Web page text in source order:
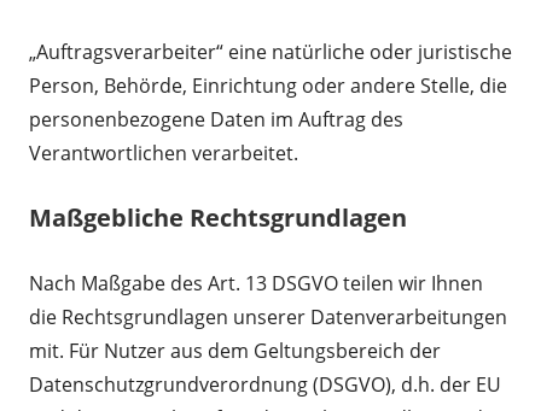
„Auftragsverarbeiter“ eine natürliche oder juristische
Person, Behörde, Einrichtung oder andere Stelle, die
personenbezogene Daten im Auftrag des
Verantwortlichen verarbeitet.
Maßgebliche Rechtsgrundlagen
Nach Maßgabe des Art. 13 DSGVO teilen wir Ihnen
die Rechtsgrundlagen unserer Datenverarbeitungen
mit. Für Nutzer aus dem Geltungsbereich der
Datenschutzgrundverordnung (DSGVO), d.h. der EU